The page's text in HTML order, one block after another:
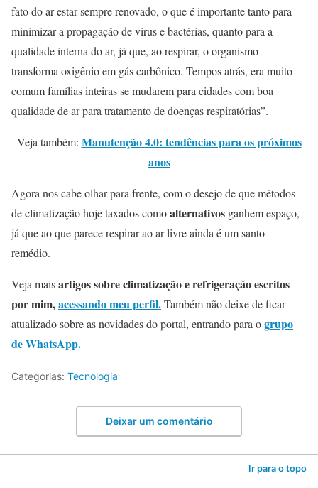
fato do ar estar sempre renovado, o que é importante tanto para
minimizar a propagação de vírus e bactérias, quanto para a
qualidade interna do ar, já que, ao respirar, o organismo
transforma oxigênio em gás carbônico. Tempos atrás, era muito
comum famílias inteiras se mudarem para cidades com boa
qualidade de ar para tratamento de doenças respiratórias”.
Veja também: Manutenção 4.0: tendências para os próximos
anos
Agora nos cabe olhar para frente, com o desejo de que métodos
de climatização hoje taxados comoalternativos ganhem espaço,
já que ao que parece respirar ao ar livre ainda é um santo
remédio.
Veja maisartigos sobre climatização e refrigeração escritos
por mim,acessando meu perfil.Também não deixe de ficar
atualizado sobre as novidades do portal, entrando para ogrupo
de WhatsApp.
Categorias: Tecnologia
Deixar um comentário
Ir para o topo